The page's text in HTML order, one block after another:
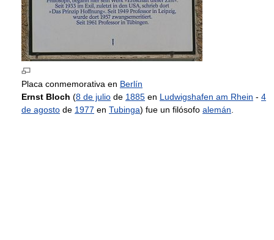
Placa conmemorativa en Berlín
Ernst Bloch (8 de julio de 1885 en Ludwigshafen am Rhein - 4
de agosto de 1977 en Tubinga) fue un filósofo alemán